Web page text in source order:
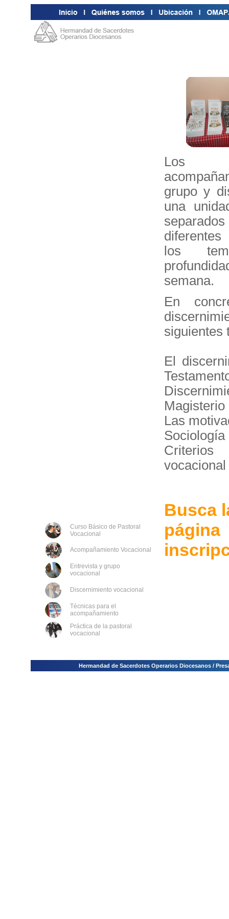
Los
grupo y
una
los
semana.
En
siguientes
El
Magisterio
Las
Sociología
Criterios
vocacional
Busca
Curso Básico de Pastoral
Vocacional
Acompañamiento Vocacional
Entrevista y grupo
vocacional
Discernimiento vocacional
Técnicas para el
acompañamiento
Práctica de la pastoral
vocacional
Hermandad de Sacerdotes Operarios Diocesanos /